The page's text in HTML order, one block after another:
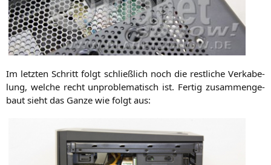
Im letz­ten Schritt folgt schließ­lich noch die rest­li­che Ver­ka­be­
lung, wel­che recht unpro­ble­ma­tisch ist. Fer­tig zusam­men­ge­
baut sieht das Gan­ze wie folgt aus: